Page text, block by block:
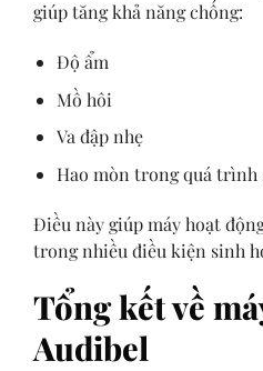
giúp tăng khả năng chống:
Độ ẩm
Mồ hôi
Va đập nhẹ
Hao mòn trong quá trình
Điều này giúp máy hoạt
trong nhiều điều kiện sinh
Tổng kết về
Audibel